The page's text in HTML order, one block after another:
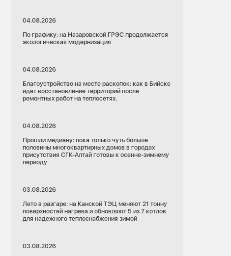
04.08.2026
По графику: на Назаровской ГРЭС продолжается
экологическая модернизация
04.08.2026
Благоустройство на месте раскопок: как в Бийске
идет восстановление территорий после
ремонтных работ на теплосетях.
04.08.2026
Прошли медиану: пока только чуть больше
половины многоквартирных домов в городах
присутствия СГК-Алтай готовы к осенне-зимнему
периоду
03.08.2026
Лето в разгаре: на Канской ТЭЦ меняют 21 тонну
поверхностей нагрева и обновляют 5 из 7 котлов
для надежного теплоснабжения зимой
03.08.2026